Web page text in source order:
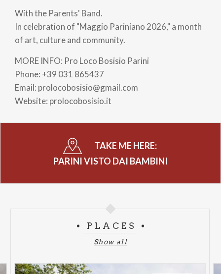
With the Parents' Band.
In celebration of "Maggio Pariniano 2026," a month
of art, culture and community.
MORE INFO: Pro Loco Bosisio Parini
Phone: +39 031 865437
Email: prolocobosisio@gmail.com
Website: prolocobosisio.it
TAKE ME HERE:
PARINI VISTO DAI BAMBINI
PLACES
Show all